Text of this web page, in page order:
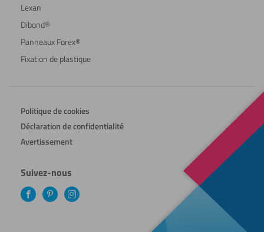
Lexan
Dibond®
Panneaux Forex®
Fixation de plastique
Politique de cookies
Déclaration de confidentialité
Avertissement
Suivez-nous
FacebookPinterestInstagram